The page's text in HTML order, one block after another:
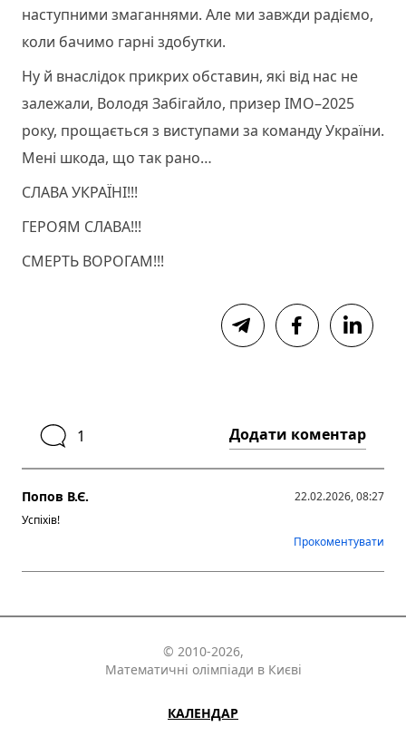
наступними змаганнями. Але ми завжди радіємо,
коли бачимо гарні здобутки.
Ну й внаслідок прикрих обставин, які від нас не
залежали, Володя Забігайло, призер ІМО–2025
року, прощається з виступами за команду України.
Мені шкода, що так рано…
СЛАВА УКРАЇНІ!!!
ГЕРОЯМ СЛАВА!!!
СМЕРТЬ ВОРОГАМ!!!
1 Додати коментар
Попов В.Є.
22.02.2026, 08:27
Успіхів!
Прокоментувати
© 2010-2026,
Математичні олімпіади в Києві
КАЛЕНДАР